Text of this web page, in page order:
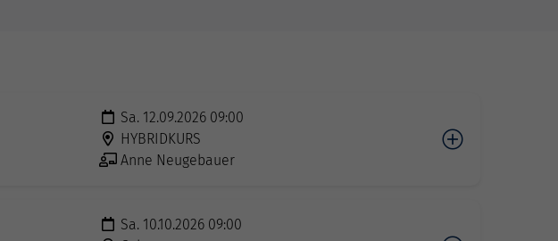
Sa. 12.09.2026 09:00
HYBRIDKURS
Anne Neugebauer
Sa. 10.10.2026 09:00